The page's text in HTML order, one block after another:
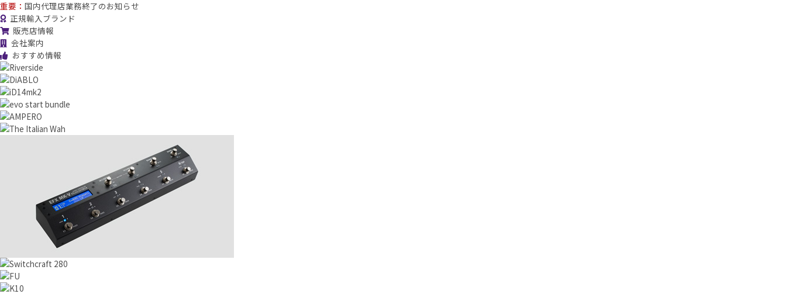
重要： 国内代理店業務終了のお知らせ
正規輸入ブランド
販売店情報
会社案内
おすすめ情報